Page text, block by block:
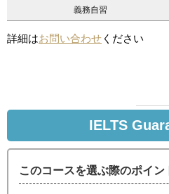
義務自習
詳細はお問い合わせ ください
IELTS
このコースを選ぶ際のポイン